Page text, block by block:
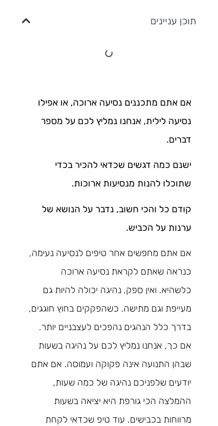
אם אתם מתכננים נסיעה ארוכה, או אפילו
נסיעה לילית, אנחנו נמליץ לכם על מספר
דברים.
ישנם כמה דגשים שכדאי להכיר בכדי
שתוכלו להנות מנסיעות ארוכות.
קודם כל והכי חשוב, נדבר על הנושא של
ערנות על הכביש.
אם אתם מחפשים אחר טיפים לנסיעה נעימה,
כנראה שאתם לקראת נסיעה ארוכה
כלשהיא. ואין ספק, נהיגה יכולה להיות גם
מעייפת וגם מתישה. כשהפקקים בחוץ חוגגים,
בדרך כלל הנהגים נהפכים לעצבניים יותר.
אם כך, אנחנו נמליץ לכם על נהיגה בשעות
שבהן התנועה אינה פקוקה ועמוסה. אם אתם
יודעים שלפניכם נהיגה של כמה שעות,
ההמלצה הכי גורפת היא יציאה בשעות
מרווחות בכבישים. עוד טיפ שכדאי לקחת
תוכן עניינים